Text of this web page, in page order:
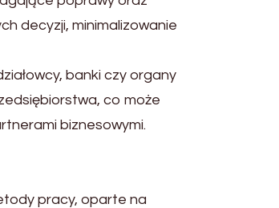
decyzji, minimalizowanie
banki czy organy
co może
biznesowymi.
pracy, oparte na